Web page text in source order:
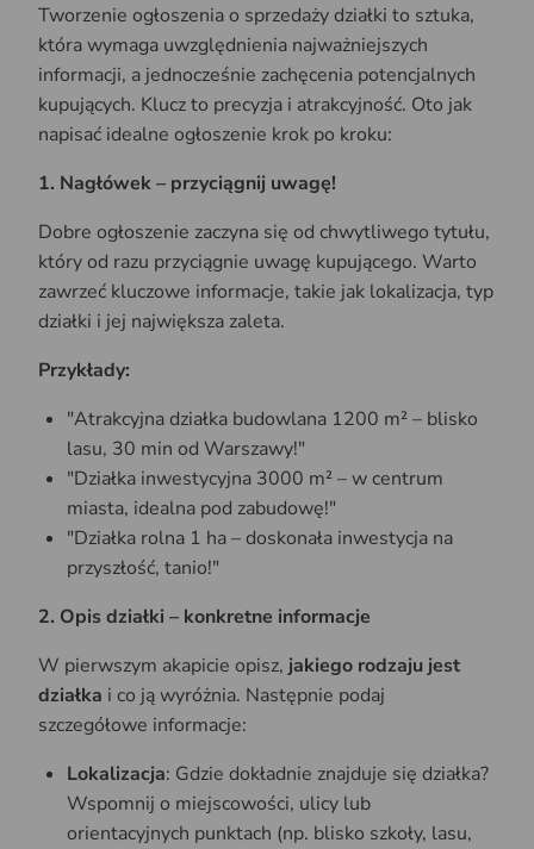
Tworzenie ogłoszenia o sprzedaży działki to sztuka,
która wymaga uwzględnienia najważniejszych
informacji, a jednocześnie zachęcenia potencjalnych
kupujących. Klucz to precyzja i atrakcyjność. Oto jak
napisać idealne ogłoszenie krok po kroku:
1. Nagłówek – przyciągnij uwagę!
Dobre ogłoszenie zaczyna się od chwytliwego tytułu,
który od razu przyciągnie uwagę kupującego. Warto
zawrzeć kluczowe informacje, takie jak lokalizacja, typ
działki i jej największa zaleta.
Przykłady:
"Atrakcyjna działka budowlana 1200 m² – blisko
lasu, 30 min od Warszawy!"
"Działka inwestycyjna 3000 m² – w centrum
miasta, idealna pod zabudowę!"
"Działka rolna 1 ha – doskonała inwestycja na
przyszłość, tanio!"
2. Opis działki – konkretne informacje
W pierwszym akapicie opisz, jakiego rodzaju jest
działka i co ją wyróżnia. Następnie podaj
szczegółowe informacje:
Lokalizacja: Gdzie dokładnie znajduje się działka?
Wspomnij o miejscowości, ulicy lub
orientacyjnych punktach (np. blisko szkoły, lasu,